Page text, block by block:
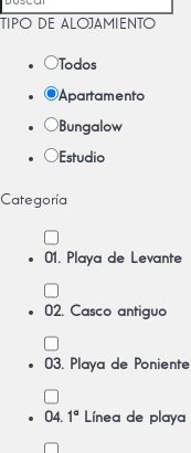
TIPO DE ALOJAMIENTO
Todos
Apartamento
Bungalow
Estudio
Categoría
01. Playa de Levante
02. Casco antiguo
03. Playa de Poniente
04. 1ª Línea de playa